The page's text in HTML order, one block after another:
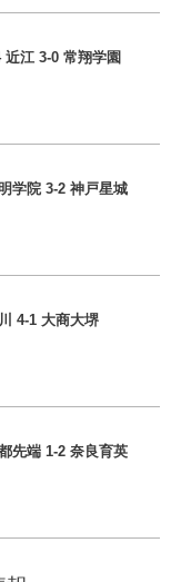
近江 3-0 常翔学園
学院 3-2 神戸星城
4-1 大商大堺
先端 1-2 奈良育英